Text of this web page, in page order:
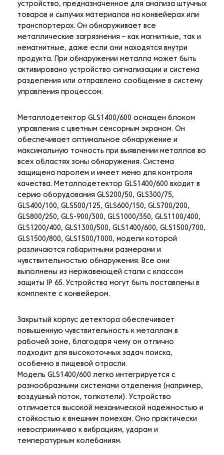
устройство, предназначенное для анализа штучных
товаров и сыпучих материалов на конвейерах или
транспортерах. Он обнаруживает все
металлические загрязнения – как магнитные, так и
немагнитные, даже если они находятся внутри
продукта. При обнаружении металла может быть
активировано устройство сигнализации и система
разделения или отправлено сообщение в систему
управления процессом.
Металлодетектор GLS1400/600 оснащен блоком
управления с цветным сенсорным экраном. Он
обеспечивает оптимальное обнаружение и
максимальную точность при выявлении металлов во
всех областях зоны обнаружения. Система
защищена паролем и имеет меню для контроля
качества. Металлодетектор GLS1400/600 входит в
серию оборудования GLS200/50, GLS300/75,
GLS400/100, GLS500/125, GLS600/150, GLS700/200,
GLS800/250, GLS-900/300, GLS1000/350, GLS1100/400,
GLS1200/400, GLS1300/500, GLS1400/600, GLS1500/700,
GLS1500/800, GLS1500/1000, модели которой
различаются габаритными размерами и
чувствительностью обнаружения. Все они
выполнены из нержавеющей стали с классом
защиты IP 65. Устройства могут быть поставлены в
комплекте с конвейером.
Закрытый корпус детектора обеспечивает
повышенную чувствительность к металлам в
рабочей зоне, благодаря чему он отлично
подходит для высокоточных задач поиска,
особенно в пищевой отрасли.
Модель GLS1400/600 легко интегрируется с
разнообразными системами отделения (например,
воздушный поток, толкатели). Устройство
отличается высокой механической надежностью и
стойкостью к внешним помехам. Оно практически
невосприимчиво к вибрациям, ударам и
температурным колебаниям.